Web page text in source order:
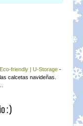
friendly | U-Storage -
calcetas navideñas.
:)